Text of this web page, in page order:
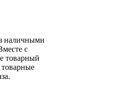
наличными
с
товарный